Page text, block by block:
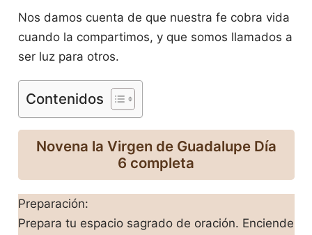
Nos damos cuenta de que nuestra fe cobra vida
cuando la compartimos, y que somos llamados a
ser luz para otros.
Contenidos
Novena la Virgen de Guadalupe Día
6 completa
Preparación:
Prepara tu espacio sagrado de oración. Enciende